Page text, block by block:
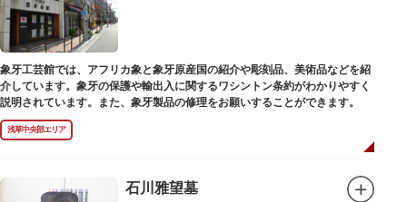
象牙工芸館では、アフリカ象と象牙原産国の紹介や彫刻品、美術品などを紹
介しています。象牙の保護や輸出入に関するワシントン条約がわかりやすく
説明されています。また、象牙製品の修理をお願いすることができます。
浅草中央部エリア
石川雅望墓